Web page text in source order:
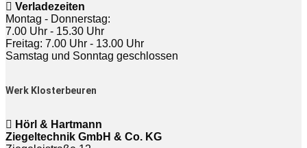
Verladezeiten
Montag - Donnerstag:
7.00 Uhr - 15.30 Uhr
Freitag: 7.00 Uhr - 13.00 Uhr
Samstag und Sonntag geschlossen
Werk Klosterbeuren
Hörl & Hartmann
Ziegeltechnik GmbH & Co. KG